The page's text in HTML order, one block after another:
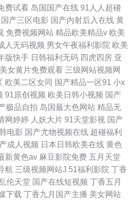
费试看 岛国国产在线 91人人超碰
国产三区电影 国产内射后入在线 黄
免费视频网站 精品欧美精品v 欧美
人无码视频 男女午夜福利影院 欧美
版快手 日韩福利无码 四虎四房 亚
美女黄片免费观看 三级网站视频网
欧美二区女同 国产精品一区91 小x
91原创视频 欧美日韩小视频 国产
极品自拍 岛国最大色网站 精品无
网婷婷 人妖大片 91天堂影视 国产
电影 国产尤物视频在线 超碰福利
成人视频 日本日韩欧美在线 黄色
新黄色av 麻豆影院免费 五月天堂
航 三级视频网站J 51福利影院 丁香
伦天堂 国产在线短视频 丁香五月
下载 丁香九月国产主播 美女网站